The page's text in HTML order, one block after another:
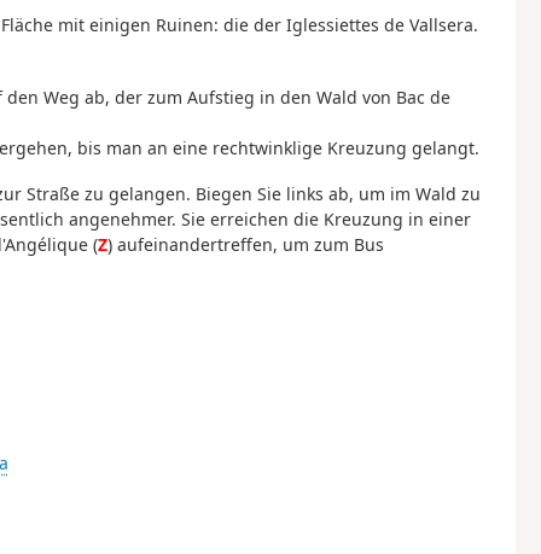
mit einigen Ruinen: die der Iglessiettes de Vallsera.
Weg ab, der zum Aufstieg in den Wald von Bac de
bis man an eine rechtwinklige Kreuzung gelangt.
Straße zu gelangen. Biegen Sie links ab, um im Wald zu
angenehmer. Sie erreichen die Kreuzung in einer
(Z) aufeinandertreffen, um zum Bus